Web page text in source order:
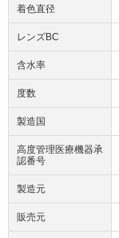
着色直径
レンズBC
含水率
度数
製造国
高度管理医療機器承
認番号
製造元
販売元